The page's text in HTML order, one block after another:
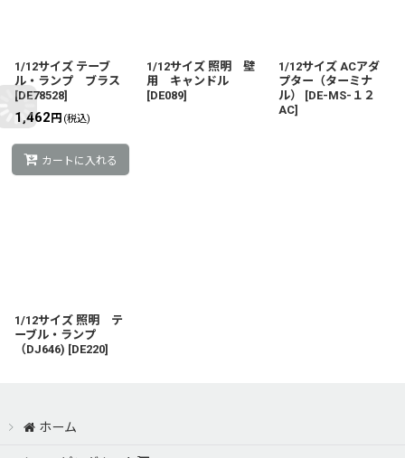
1/12サイズ テーブ
ル・ランプ ブラス
[DE78528]
1,462 円 (税込)
カートに入れる
1/12サイズ 照明 壁
用 キャンドル
[DE089]
1/12サイズ ACアダ
プター（ターミナ
ル）
[DE-MS-１２
AC]
1/12サイズ 照明 テ
ーブル・ランプ
（DJ646) [DE220]
ホーム